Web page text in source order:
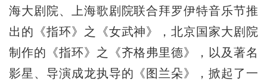
海大剧院、上海歌剧院联合拜罗伊特音乐节推
出的《指环》之《女武神》，北京国家大剧院
制作的《指环》之《齐格弗里德》，以及著名
影星、导演成龙执导的《图兰朵》，掀起了一